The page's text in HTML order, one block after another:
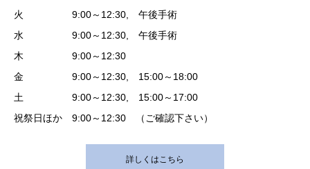
火 9:00～12:30, 午後手術
水 9:00～12:30, 午後手術
木 9:00～12:30
金 9:00～12:30, 15:00～18:00
土 9:00～12:30, 15:00～17:00
祝祭日ほか 9:00～12:30 （ご確認下さい）
詳しくはこちら